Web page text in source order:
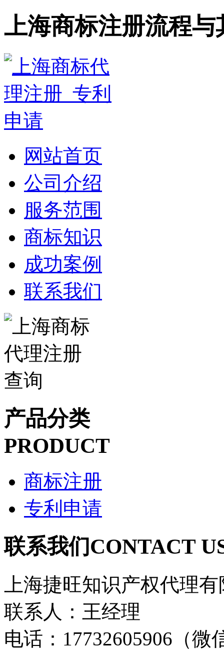
上海商标注册流程
网站首页
公司介绍
服务范围
商标知识
成功案例
联系我们
产品分类
PRODUCT
商标注册
专利申请
联系我们CONTACT
上海捷旺知识产权代理
联系人：王经理
电话：17732605906（微